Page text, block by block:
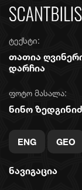
ნავიგაცია
ტექსტი:
თათია
დარჩია
ფოტო მასალა:
ნინო
ENG GEO